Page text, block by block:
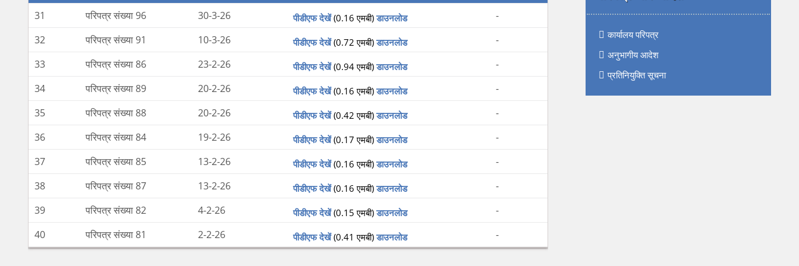
कार्यालय परिपत्र
अनुभागीय आदेश
प्रतिनियुक्ति सूचना
31 परिपत्र संख्या 96 30-3-26 पीडीएफ देखें(0.16 एमबी)डाउनलोड
-
32
परिपत्र संख्या 91 10-3-26 पीडीएफ देखें(0.72 एमबी)डाउनलोड
-
33
परिपत्र संख्या 86 23-2-26 पीडीएफ देखें(0.94 एमबी)डाउनलोड
-
34
परिपत्र संख्या 89 20-2-26 पीडीएफ देखें(0.16 एमबी)डाउनलोड
-
35
परिपत्र संख्या 88 20-2-26 पीडीएफ देखें(0.42 एमबी)डाउनलोड
-
36
परिपत्र संख्या 84 19-2-26 पीडीएफ देखें(0.17 एमबी)डाउनलोड
-
37
परिपत्र संख्या 85 13-2-26 पीडीएफ देखें(0.16 एमबी)डाउनलोड
-
38
परिपत्र संख्या 87 13-2-26 पीडीएफ देखें(0.16 एमबी)डाउनलोड
-
39
परिपत्र संख्या 82 4-2-26 पीडीएफ देखें(0.15 एमबी)डाउनलोड
-
40
परिपत्र संख्या 81 2-2-26 पीडीएफ देखें(0.41 एमबी)डाउनलोड -